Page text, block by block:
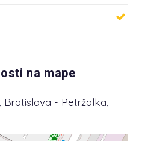
na mape
Bratislava - Petržalka,